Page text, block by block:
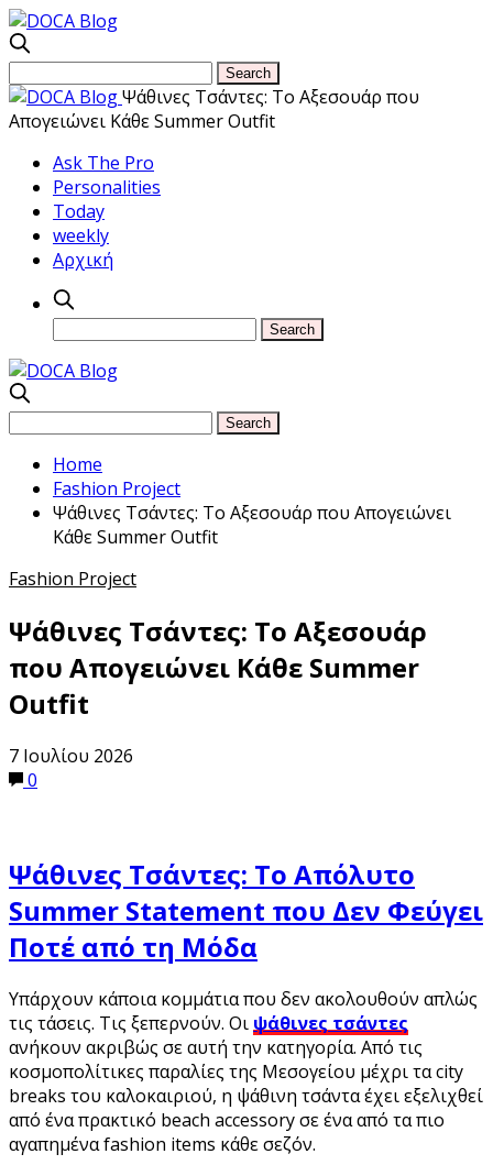
Ψάθινες Τσάντες: Το Αξεσουάρ που
Απογειώνει Κάθε Summer Outfit
Ask The Pro
Personalities
Today
weekly
Αρχική
Home
Fashion Project
Ψάθινες Τσάντες: Το Αξεσουάρ που Απογειώνει
Κάθε Summer Outfit
Fashion Project
Ψάθινες Τσάντες: Το Αξεσουάρ
που Απογειώνει Κάθε Summer
Outfit
7 Ιουλίου 2026
0
Ψάθινες Τσάντες: Το Απόλυτο
Summer Statement που Δεν Φεύγει
Ποτέ από τη Μόδα
Υπάρχουν κάποια κομμάτια που δεν ακολουθούν απλώς
τις τάσεις. Τις ξεπερνούν. Οι ψάθινες τσάντες
ανήκουν ακριβώς σε αυτή την κατηγορία. Από τις
κοσμοπολίτικες παραλίες της Μεσογείου μέχρι τα city
breaks του καλοκαιριού, η ψάθινη τσάντα έχει εξελιχθεί
από ένα πρακτικό beach accessory σε ένα από τα πιο
αγαπημένα fashion items κάθε σεζόν.